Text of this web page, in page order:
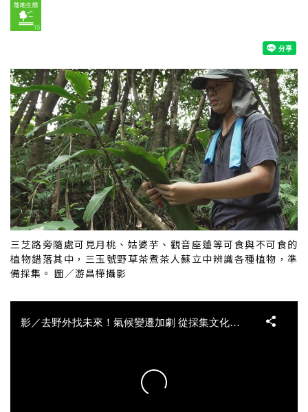
三芝路旁隨處可見月桃、姑婆芋、觀音座蓮等可食與不可食的
植物錯落其中，三玉號野草茶煮茶人蘇立中辨識各種植物，準
備採集。 圖／游昌樺攝影